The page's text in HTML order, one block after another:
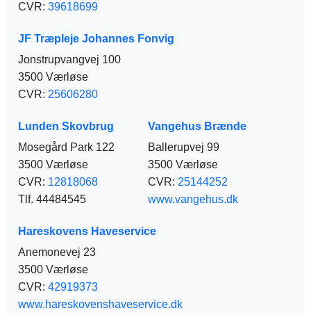
CVR: 39618699
JF Træpleje Johannes Fonvig
Jonstrupvangvej 100
3500 Værløse
CVR: 25606280
Lunden Skovbrug
Mosegård Park 122
3500 Værløse
CVR: 12818068
Tlf. 44484545
Vangehus Brænde
Ballerupvej 99
3500 Værløse
CVR: 25144252
www.vangehus.dk
Hareskovens Haveservice
Anemonevej 23
3500 Værløse
CVR: 42919373
www.hareskovenshaveservice.dk